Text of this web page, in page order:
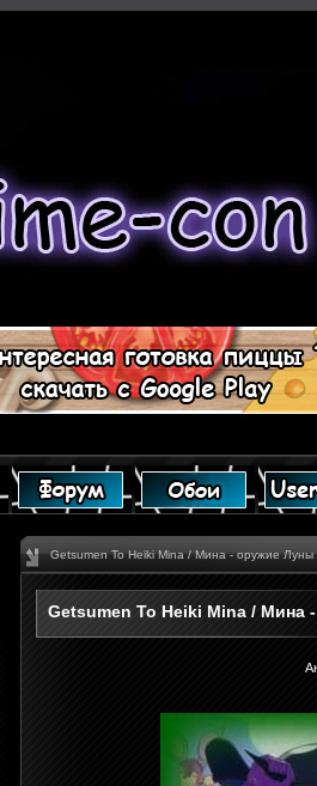
Getsumen To Heiki Mina / Мина - оружие Луны
Getsumen To Heiki Mina / Мина